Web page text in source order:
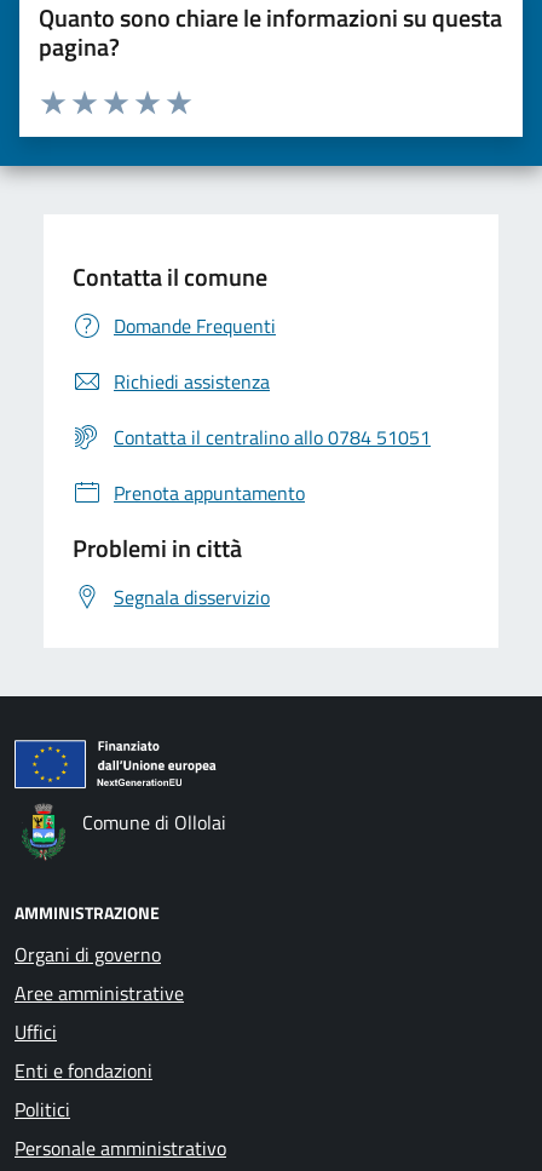
Quanto sono chiare le informazioni su questa
pagina?
Valuta da 1 a 5 stelle la pagina
Valuta 5 stelle su 5
Valuta 4 stelle su 5
Valuta 3 stelle su 5
Valuta 2 stelle su 5
Valuta una stella su 5
Contatta il comune
Domande Frequenti
Richiedi assistenza
Contatta il centralino allo 0784 51051
Prenota appuntamento
Problemi in città
Segnala disservizio
Comune di Ollolai
AMMINISTRAZIONE
Organi di governo
Aree amministrative
Uffici
Enti e fondazioni
Politici
Personale amministrativo